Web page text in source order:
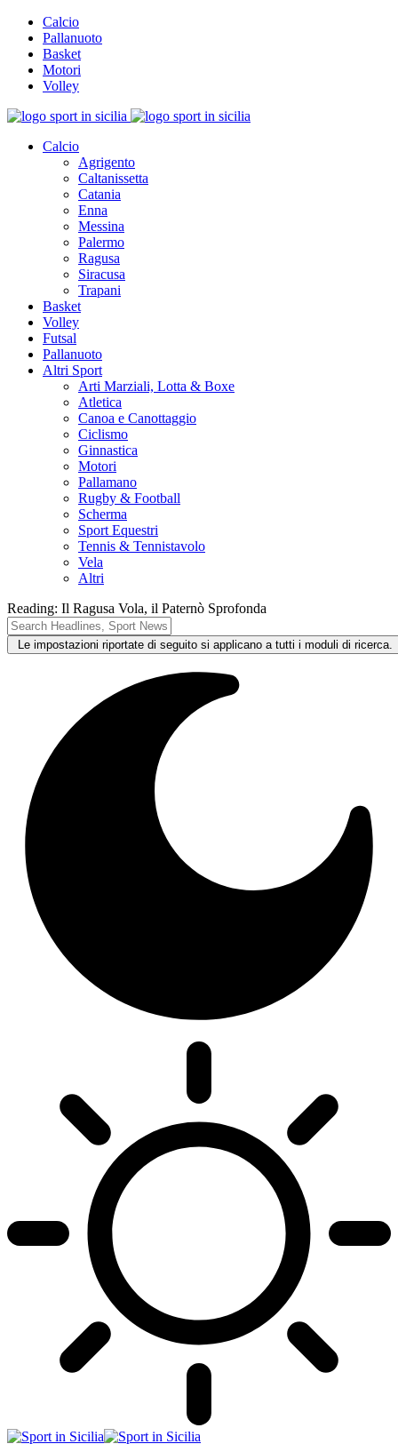
Calcio
Pallanuoto
Basket
Motori
Volley
Calcio
Agrigento
Caltanissetta
Catania
Enna
Messina
Palermo
Ragusa
Siracusa
Trapani
Basket
Volley
Futsal
Pallanuoto
Altri Sport
Arti Marziali, Lotta & Boxe
Atletica
Canoa e Canottaggio
Ciclismo
Ginnastica
Motori
Pallamano
Rugby & Football
Scherma
Sport Equestri
Tennis & Tennistavolo
Vela
Altri
Reading: Il Ragusa Vola, il Paternò Sprofonda